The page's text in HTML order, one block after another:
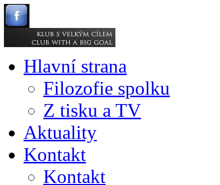
Hlavní strana
Filozofie spolku
Z tisku a TV
Aktuality
Kontakt
Kontakt